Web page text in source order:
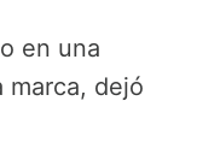
en una
marca, dejó